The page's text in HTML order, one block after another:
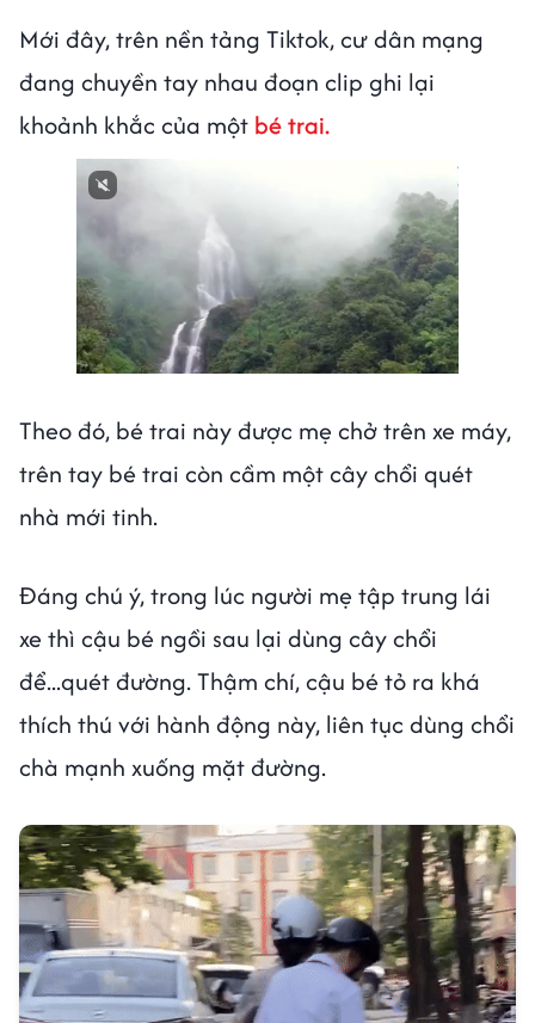
Mới đây, trên nền tảng Tiktok, cư dân mạng
đang chuyền tay nhau đoạn clip ghi lại
khoảnh khắc của một bé trai.
Next video in 1 Cancel
Theo đó, bé trai này được mẹ chở trên xe máy,
trên tay bé trai còn cầm một cây chổi quét
nhà mới tinh.
Đáng chú ý, trong lúc người mẹ tập trung lái
xe thì cậu bé ngồi sau lại dùng cây chổi
để...quét đường. Thậm chí, cậu bé tỏ ra khá
thích thú với hành động này, liên tục dùng chổi
chà mạnh xuống mặt đường.